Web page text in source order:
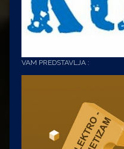
VAM PREDSTAVLJA :